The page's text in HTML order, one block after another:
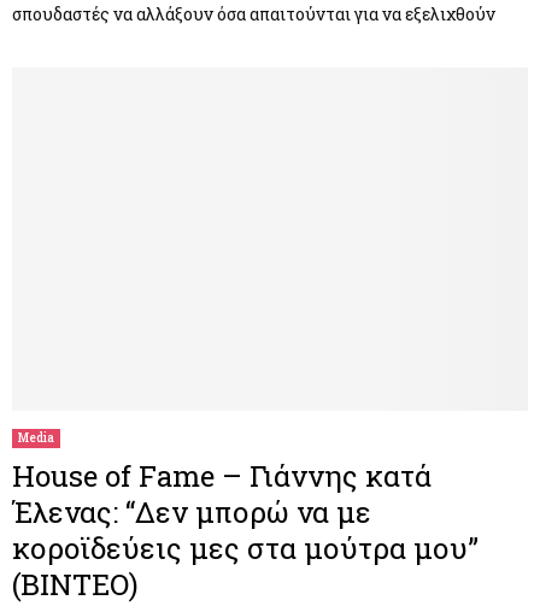
σπουδαστές να αλλάξουν όσα απαιτούνται για να εξελιχθούν
Media
House of Fame – Γιάννης κατά
Έλενας: “Δεν μπορώ να με
κοροϊδεύεις μες στα μούτρα μου”
(ΒΙΝΤΕΟ)